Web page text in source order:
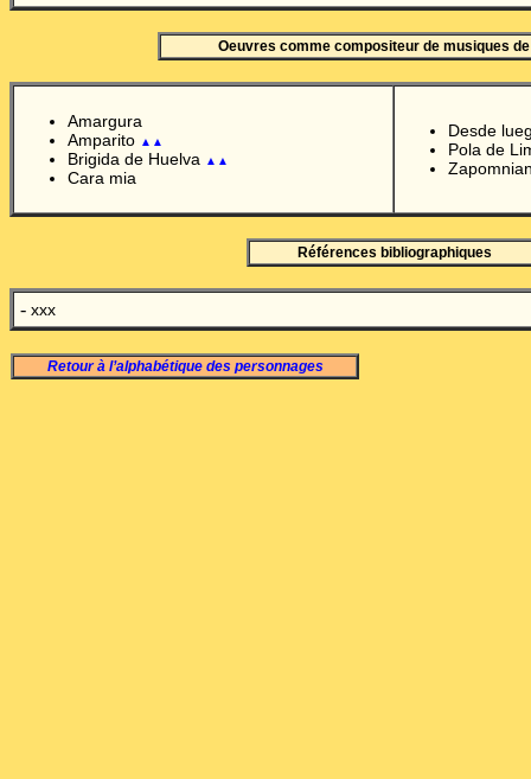
Oeuvres comme compositeur de musiques
Amargura
Amparito ▲▲
Brigida de Huelva ▲▲
Cara mia
Desde
Pola de
Références bibliographiques
- xxx
Retour à l’alphabétique des personnages